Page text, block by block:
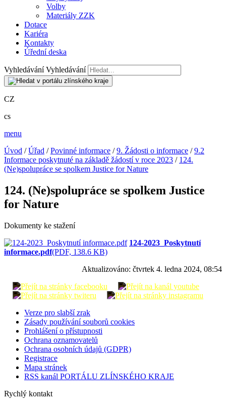
Volby
Materiály ZZK
Dotace
Kariéra
Kontakty
Úřední deska
Vyhledávání Vyhledávání
CZ
cs
menu
Úvod /Úřad /Povinné informace /9. Žádosti o informace /9.2
Informace poskytnuté na základě žádostí v roce 2023 / 124.
(Ne)spolupráce se spolkem Justice for Nature
124. (Ne)spolupráce se spolkem Justice
for Nature
Dokumenty ke stažení
124-2023_Poskytnutí
informace.pdf(PDF, 138.6 KB)
Aktualizováno: čtvrtek 4. ledna 2024, 08:54
Verze pro slabší zrak
Zásady používání souborů cookies
Prohlášení o přístupnosti
Ochrana oznamovatelů
Ochrana osobních údajů (GDPR)
Registrace
Mapa stránek
RSS kanál PORTÁLU ZLÍNSKÉHO KRAJE
Rychlý kontakt